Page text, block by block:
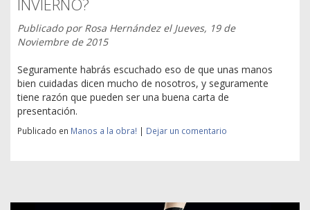
Publicado porRosa Hernándezel Jueves, 19 de
Noviembre de 2015
Seguramente habrás escuchado eso de que unas manos
bien cuidadas dicen mucho de nosotros, y seguramente
tiene razón que pueden ser una buena carta de
presentación.
Publicado en Manos a la obra! | Dejar un comentario